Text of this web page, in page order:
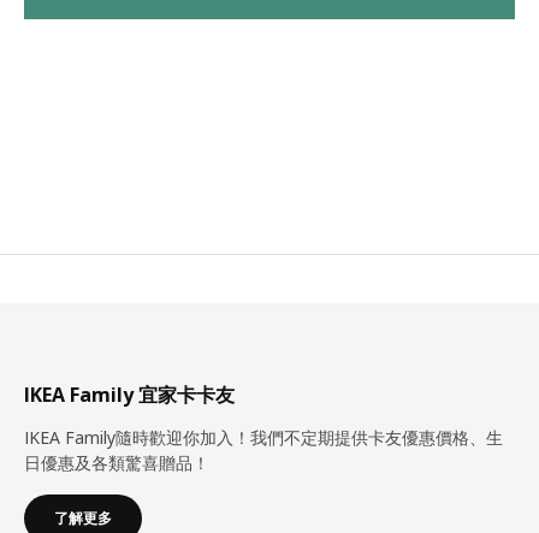
IKEA Family 宜家卡卡友
IKEA Family隨時歡迎你加入！我們不定期提供卡友優惠價格、生
日優惠及各類驚喜贈品！
了解更多